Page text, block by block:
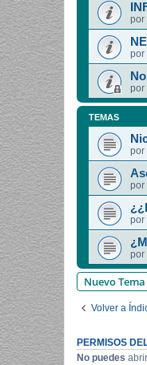
por
por
por
TEMAS
por
por
por
por
Nuevo Tema
Volver a
PERMISOS
No puedes